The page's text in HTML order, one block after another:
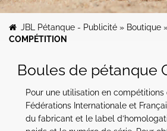
JBL Pétanque - Publicité » Boutique
COMPÉTITION
Boules de pétanque
Pour une utilisation en
Fédérations Internationale et
du fabricant et le label